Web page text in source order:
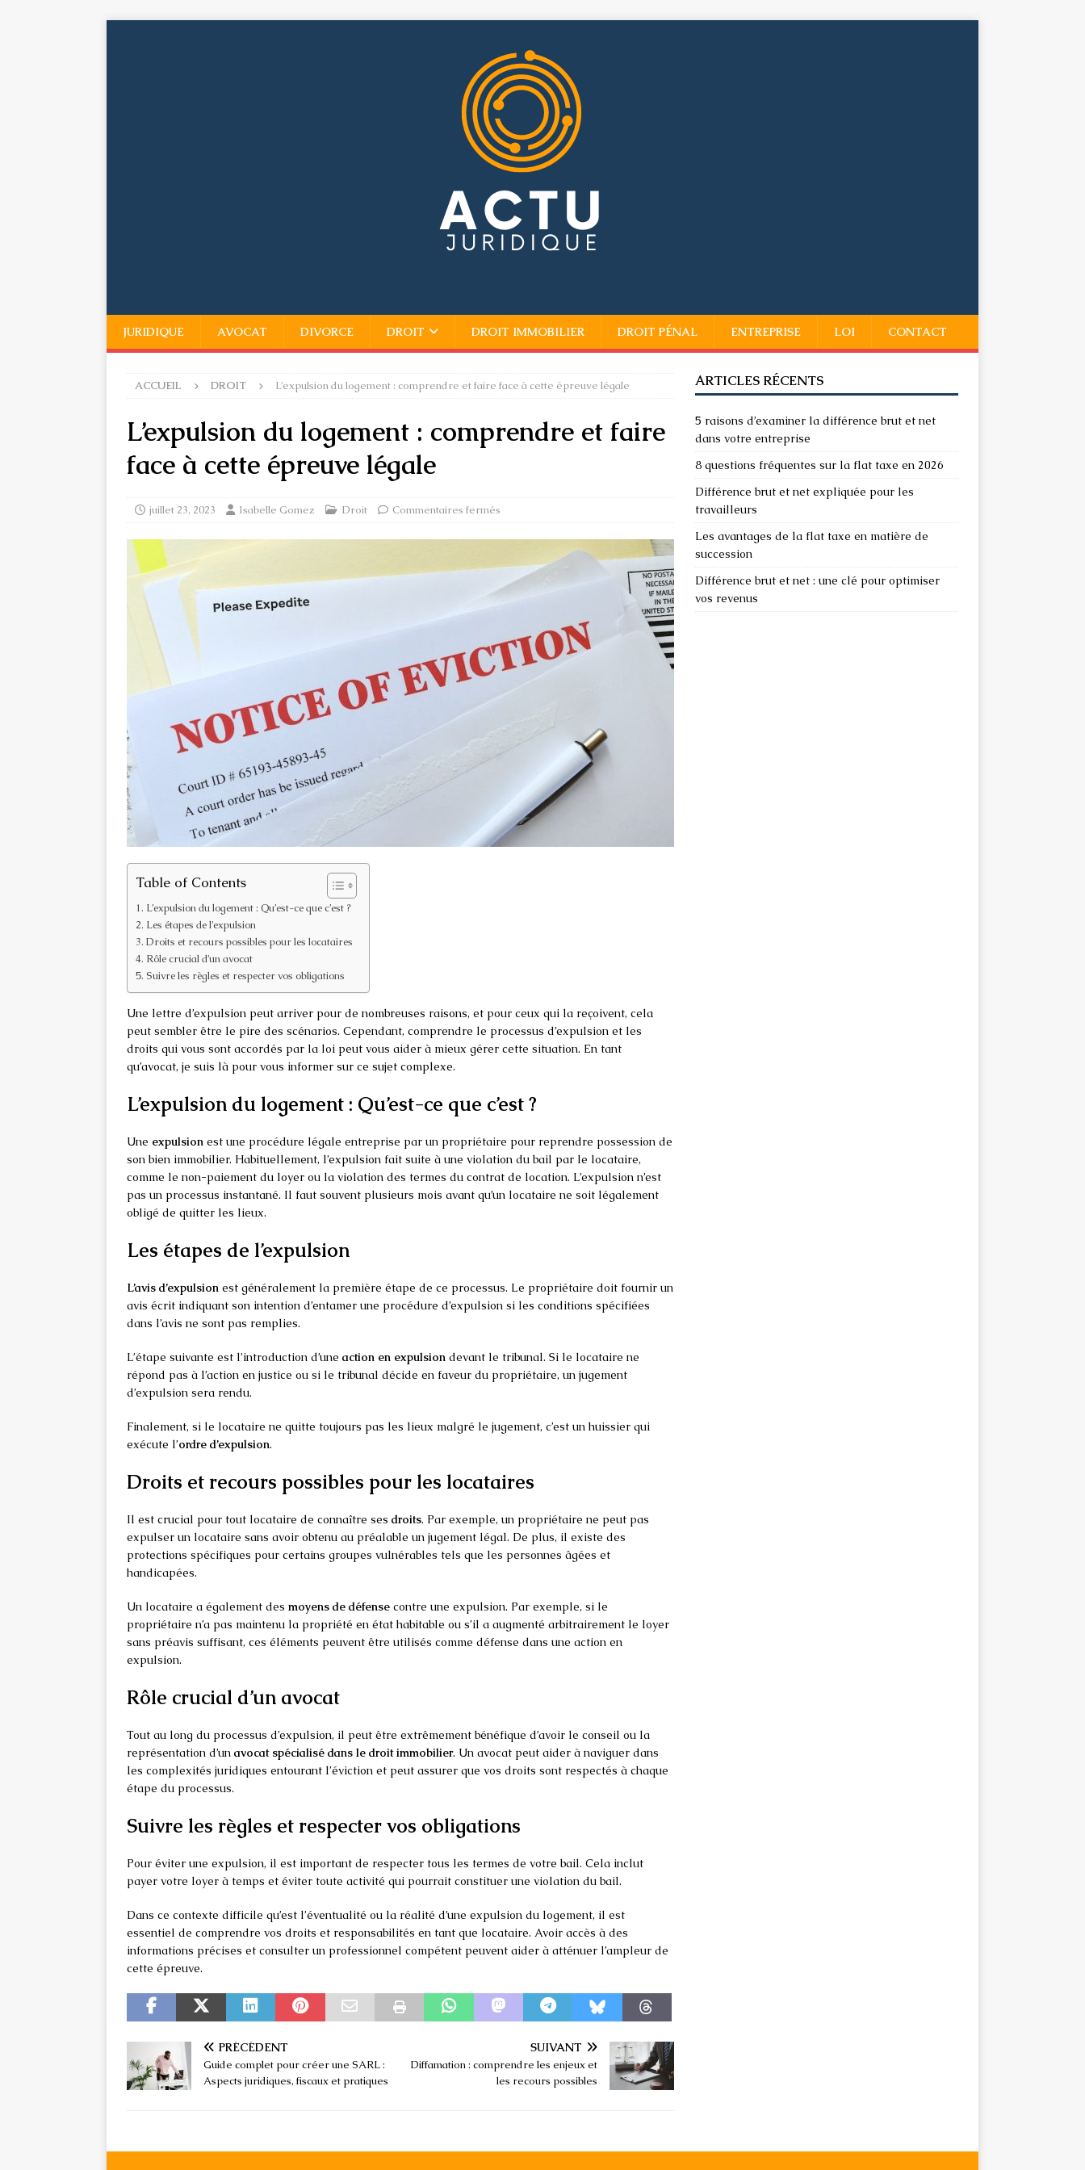
JURIDIQUE AVOCAT DIVORCE DROIT DROIT IMMOBILIER DROIT PÉNAL ENTREPRISE LOI CONTACT
ACCUEIL DROIT L’expulsion du logement : comprendre et faire face à cette épreuve légale
L’expulsion du logement : comprendre et faire
face à cette épreuve légale
juillet 23, 2023 Isabelle Gomez Droit Commentaires fermés
Table of Contents
L’expulsion du logement : Qu’est-ce que c’est ?
Les étapes de l’expulsion
Droits et recours possibles pour les locataires
Rôle crucial d’un avocat
Suivre les règles et respecter vos obligations
Une lettre d’expulsion peut arriver pour de nombreuses raisons, et pour ceux qui la reçoivent, cela
peut sembler être le pire des scénarios. Cependant, comprendre le processus d’expulsion et les
droits qui vous sont accordés par la loi peut vous aider à mieux gérer cette situation. En tant
qu’avocat, je suis là pour vous informer sur ce sujet complexe.
L’expulsion du logement : Qu’est-ce que c’est ?
Une expulsion est une procédure légale entreprise par un propriétaire pour reprendre possession de
son bien immobilier. Habituellement, l’expulsion fait suite à une violation du bail par le locataire,
comme le non-paiement du loyer ou la violation des termes du contrat de location. L’expulsion n’est
pas un processus instantané. Il faut souvent plusieurs mois avant qu’un locataire ne soit légalement
obligé de quitter les lieux.
Les étapes de l’expulsion
L’avis d’expulsion est généralement la première étape de ce processus. Le propriétaire doit fournir un
avis écrit indiquant son intention d’entamer une procédure d’expulsion si les conditions spécifiées
dans l’avis ne sont pas remplies.
L’étape suivante est l’introduction d’une action en expulsion devant le tribunal. Si le locataire ne
répond pas à l’action en justice ou si le tribunal décide en faveur du propriétaire, un jugement
d’expulsion sera rendu.
Finalement, si le locataire ne quitte toujours pas les lieux malgré le jugement, c’est un huissier qui
exécute l’ordre d’expulsion.
Droits et recours possibles pour les locataires
Il est crucial pour tout locataire de connaître ses droits. Par exemple, un propriétaire ne peut pas
expulser un locataire sans avoir obtenu au préalable un jugement légal. De plus, il existe des
protections spécifiques pour certains groupes vulnérables tels que les personnes âgées et
handicapées.
Un locataire a également des moyens de défense contre une expulsion. Par exemple, si le
propriétaire n’a pas maintenu la propriété en état habitable ou s’il a augmenté arbitrairement le loyer
sans préavis suffisant, ces éléments peuvent être utilisés comme défense dans une action en
expulsion.
Rôle crucial d’un avocat
Tout au long du processus d’expulsion, il peut être extrêmement bénéfique d’avoir le conseil ou la
représentation d’un avocat spécialisé dans le droit immobilier. Un avocat peut aider à naviguer dans
les complexités juridiques entourant l’éviction et peut assurer que vos droits sont respectés à chaque
étape du processus.
Suivre les règles et respecter vos obligations
Pour éviter une expulsion, il est important de respecter tous les termes de votre bail. Cela inclut
payer votre loyer à temps et éviter toute activité qui pourrait constituer une violation du bail.
Dans ce contexte difficile qu’est l’éventualité ou la réalité d’une expulsion du logement, il est
essentiel de comprendre vos droits et responsabilités en tant que locataire. Avoir accès à des
informations précises et consulter un professionnel compétent peuvent aider à atténuer l’ampleur de
cette épreuve.
PRÉCÉDENT
Guide complet pour créer une SARL :
Aspects juridiques, fiscaux et pratiques
SUIVANT
Diffamation : comprendre les enjeux et
les recours possibles
ARTICLES RÉCENTS
5 raisons d’examiner la différence brut et net
dans votre entreprise
8 questions fréquentes sur la flat taxe en 2026
Différence brut et net expliquée pour les
travailleurs
Les avantages de la flat taxe en matière de
succession
Différence brut et net : une clé pour optimiser
vos revenus